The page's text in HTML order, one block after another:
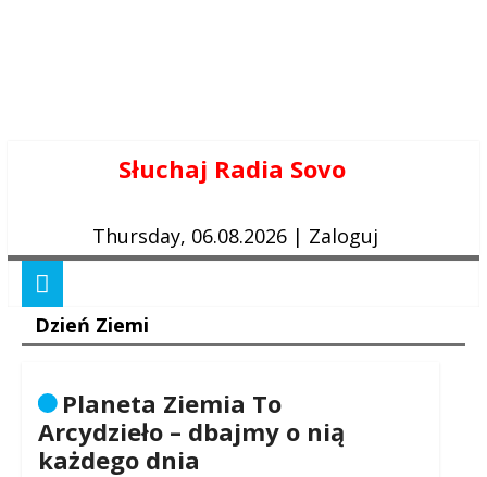
Słuchaj Radia Sovo
Thursday, 06.08.2026 | Zaloguj
Dzień Ziemi
Planeta Ziemia To
Arcydzieło – dbajmy o nią
każdego dnia